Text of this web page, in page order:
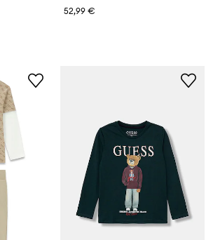
52,99 €